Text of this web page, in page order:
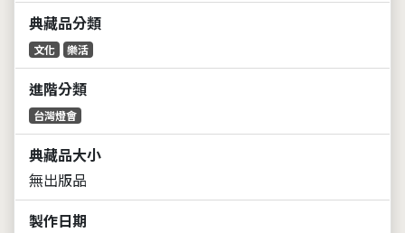
典藏品分類
文化 樂活
進階分類
台灣燈會
典藏品大小
無出版品
製作日期